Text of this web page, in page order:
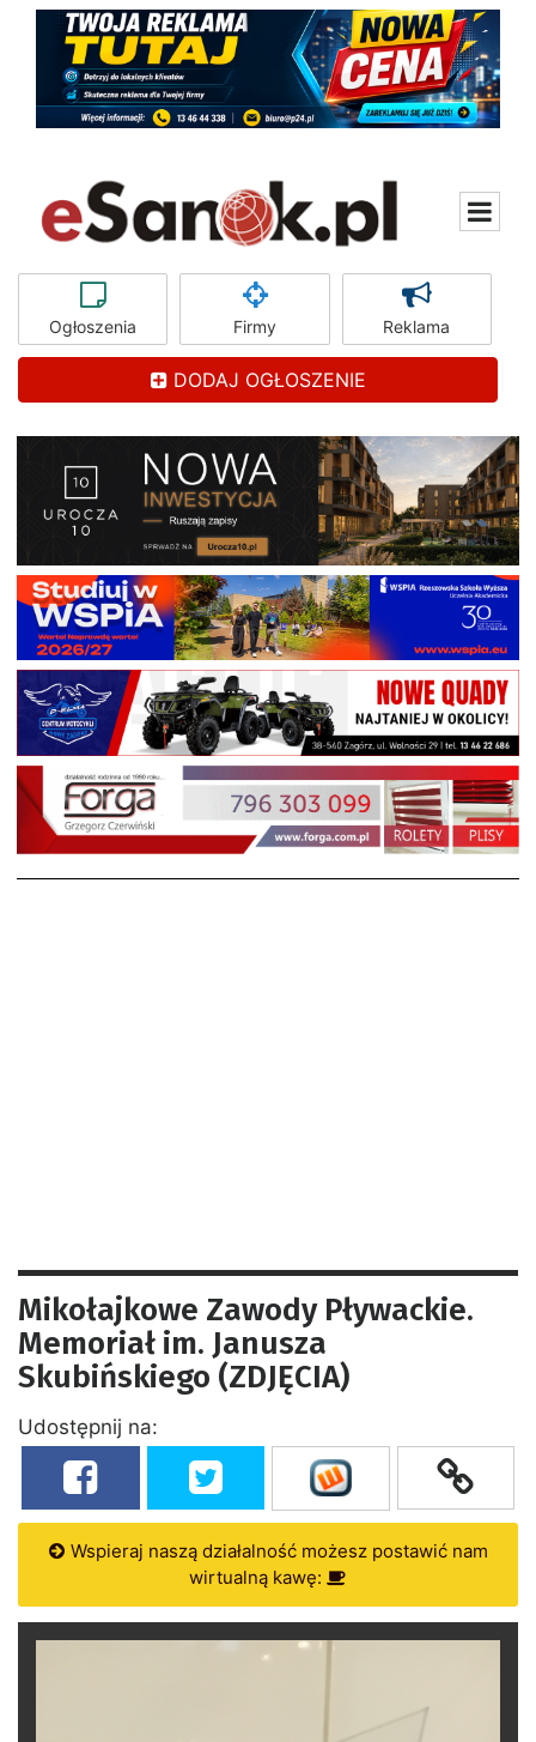
Ogłoszenia Firmy Reklama
DODAJ OGŁOSZENIE
Mikołajkowe Zawody Pływackie.
Memoriał im. Janusza
Skubińskiego (ZDJĘCIA)
Udostępnij na:
Wspieraj naszą działalność możesz postawić nam
wirtualną kawę: